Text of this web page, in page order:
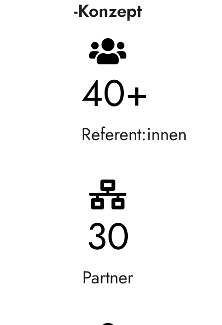
-Konzept
40+
Referent:innen
30
Partner